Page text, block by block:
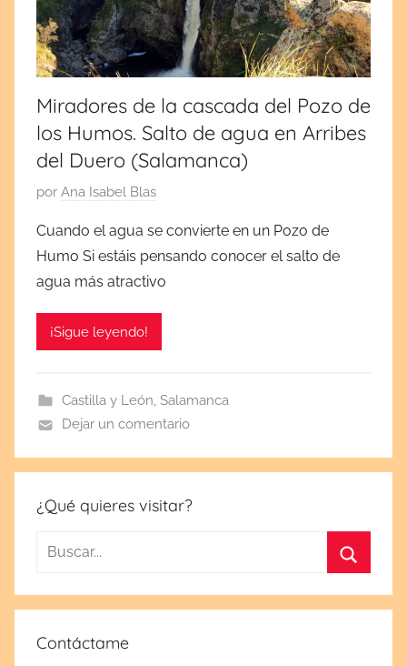
2
2
,
0
2
2
Miradores de la cascada del Pozo de
los Humos. Salto de agua en Arribes
del Duero (Salamanca)
P
b
l
i
c
e
l
u
n
,
0
por Ana Isabel Blas
Cuando el agua se convierte en un Pozo de
Humo Si estáis pensando conocer el salto de
agua más atractivo
¡Sigue leyendo!
Castilla y León, Salamanca
Dejar un comentario
¿Qué quieres visitar?
Buscar:
Contáctame